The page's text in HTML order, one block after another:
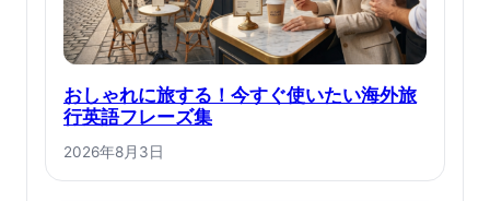
おしゃれに旅する！今すぐ使いたい海外旅
行英語フレーズ集
2026年8月3日